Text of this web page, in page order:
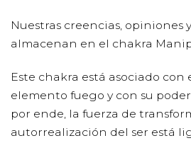
Nuestras creencias, opiniones
almacenan en el chakra
Este chakra está asociado con
elemento fuego y con su
por ende, la fuerza de
autorrealización del ser está